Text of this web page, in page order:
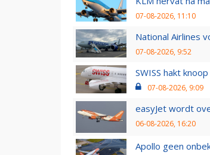
07-08-2026, 11:10
National Airlines
07-08-2026, 9:52
SWISS hakt
07-08-2026, 9:09
easyJet wordt
06-08-2026, 16:20
Apollo geen